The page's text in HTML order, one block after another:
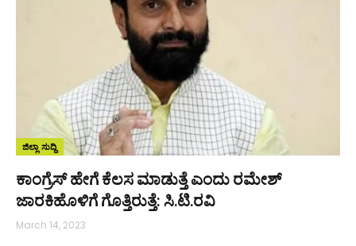
ಜಿಲ್ಲಾ ಸುದ್ದಿ
ಕಾಂಗ್ರೆಸ್ ಹೇಗೆ ಕೆಲಸ ಮಾಡುತ್ತೆ ಎಂದು ರಮೇಶ್
ಜಾರಕಿಹೊಳಿಗೆ ಗೊತ್ತಿರುತ್ತೆ: ಸಿ.ಟಿ.ರವಿ
March 14, 2023